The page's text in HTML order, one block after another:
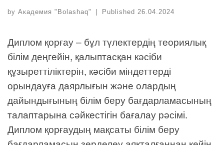
by Академия "Bolashaq" | Published 26.04.2024
Диплом қорғау – бұл түлектердің теориялық
білім деңгейін, қалыптасқан кәсіби
құзыреттіліктерін, кәсіби міндеттерді
орындауға даярлығын және олардың
дайындығының білім беру бағдарламасының
талаптарына сәйкестігін бағалау рәсімі.
Диплом қорғаудың мақсаты білім беру